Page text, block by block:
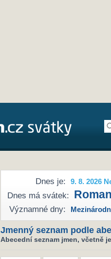
Dnes je: 9. 8. 2026
Dnes má svátek: Roman
Významné dny:
Jmenný seznam podle
Abecední seznam jmen, včetně